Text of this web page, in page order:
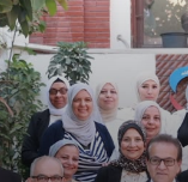
وزارة التعليم:
شهادة البكالوريا
رئيس الوزراء
اليونسكو